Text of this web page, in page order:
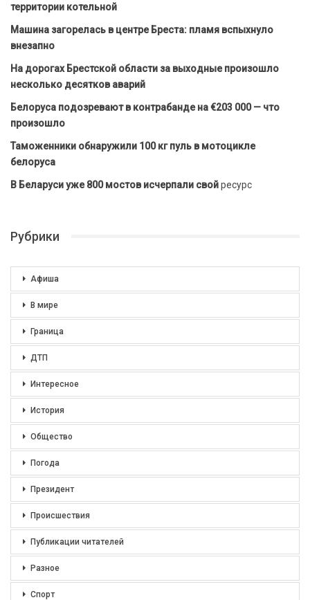
территории котельной
Машина загорелась в центре Бреста: пламя вспыхнуло
внезапно
На дорогах Брестской области за выходные произошло
несколько десятков аварий
Белоруса подозревают в контрабанде на €203 000 — что
произошло
Таможенники обнаружили 100 кг пуль в мотоцикле
белоруса
В Беларуси уже 800 мостов исчерпали свойресурс
Рубрики
Афиша
В мире
Граница
ДТП
Интересное
История
Общество
Погода
Президент
Происшествия
Публикации читателей
Разное
Спорт